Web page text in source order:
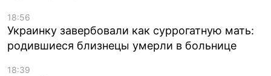
18:56
Украинку завербовали как суррогатную мать:
родившиеся близнецы умерли в больнице
18:39